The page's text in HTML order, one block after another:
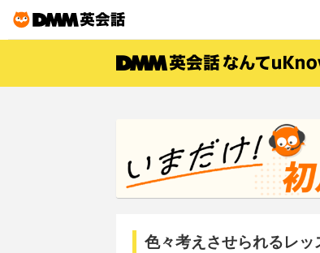
色々考えさせられるレ